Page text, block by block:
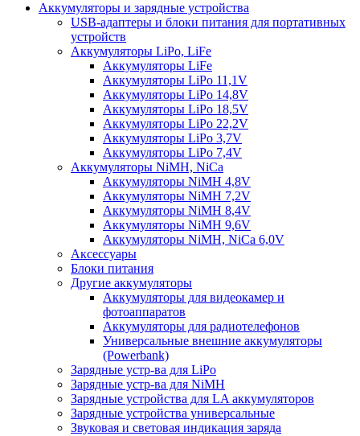
Аккумуляторы и зарядные устройства
USB-адаптеры и блоки питания для портативных
устройств
Аккумуляторы LiPo, LiFe
Аккумуляторы LiFe
Аккумуляторы LiPo 11,1V
Аккумуляторы LiPo 14,8V
Аккумуляторы LiPo 18,5V
Аккумуляторы LiPo 22,2V
Аккумуляторы LiPo 3,7V
Аккумуляторы LiPo 7,4V
Аккумуляторы NiMH, NiCa
Аккумуляторы NiMH 4,8V
Аккумуляторы NiMH 7,2V
Аккумуляторы NiMH 8,4V
Аккумуляторы NiMH 9,6V
Аккумуляторы NiMH, NiCa 6,0V
Аксессуары
Блоки питания
Другие аккумуляторы
Аккумуляторы для видеокамер и
фотоаппаратов
Аккумуляторы для радиотелефонов
Универсальные внешние аккумуляторы
(Powerbank)
Зарядные устр-ва для LiPo
Зарядные устр-ва для NiMH
Зарядные устройства для LA аккумуляторов
Зарядные устройства универсальные
Звуковая и световая индикация заряда